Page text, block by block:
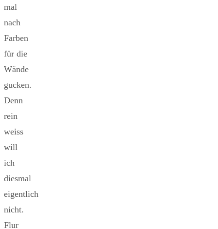
mal
nach
Farben
für die
Wände
gucken.
Denn
rein
weiss
will
ich
diesmal
eigentlich
nicht.
Flur